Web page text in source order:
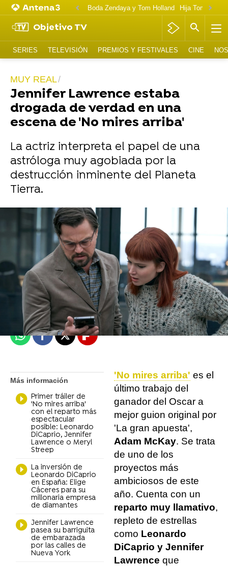
Boda Zendaya y Tom Holland Hija Tom
Objetivo TV
SERIES TELEVISIÓN PREMIOS Y FESTIVALES CINE
MUY REAL
Jennifer Lawrence estaba
drogada de verdad en una
escena de 'No mires arriba'
La actriz interpreta el papel de una
astróloga muy agobiada por la
destrucción inminente del Planeta
Tierra.
Objetivo TV
Madrid
Publicado:21 de noviembre de 2021, 15:15
WhatsappFacebook
X Flipboard
Más información
Primer tráiler de
'No mires arriba'
con el reparto más
espectacular
posible: Leonardo
DiCaprio, Jennifer
Lawrence o Meryl
Streep
La inversión de
Leonardo DiCaprio
en España: Elige
Cáceres para su
millonaria empresa
de diamantes
Jennifer Lawrence
pasea su barriguita
de embarazada
por las calles de
Nueva York
'No mires arriba' es el
último trabajo del
ganador del Oscar a
mejor guion original por
'La gran apuesta',
Adam McKay. Se trata
de uno de los
proyectos más
ambiciosos de este
año. Cuenta con un
reparto muy llamativo,
repleto de estrellas
como Leonardo
DiCaprio y Jennifer
Lawrence que